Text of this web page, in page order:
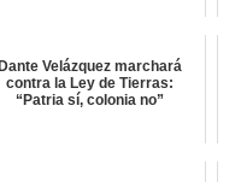
Velázquez marchará
contra la Ley de Tierras:
“Patria sí, colonia no”